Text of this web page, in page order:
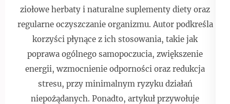
ziołowe herbaty i naturalne suplementy diety oraz
regularne oczyszczanie organizmu. Autor podkreśla
korzyści płynące z ich stosowania, takie jak
poprawa ogólnego samopoczucia, zwiększenie
energii, wzmocnienie odporności oraz redukcja
stresu, przy minimalnym ryzyku działań
niepożądanych. Ponadto, artykuł przywołuje